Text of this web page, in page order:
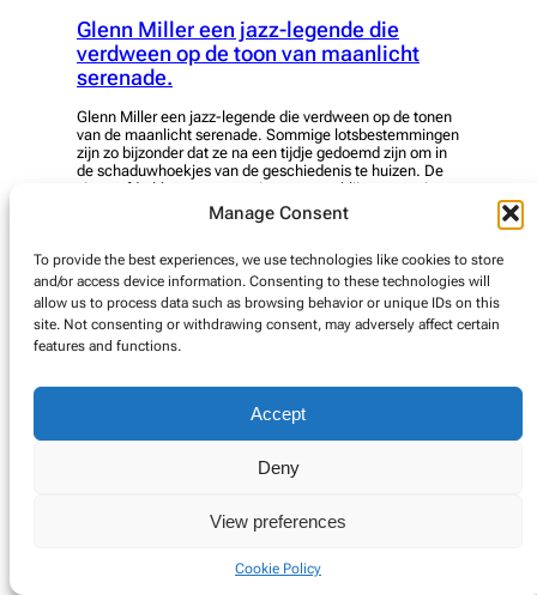
Manage Consent
To provide the best experiences, we use technologies like cookies to store
and/or access device information. Consenting to these technologies will
allow us to process data such as browsing behavior or unique IDs on this
site. Not consenting or withdrawing consent, may adversely affect certain
features and functions.
Accept
Deny
View preferences
Cookie Policy
Glenn Miller een jazz-legende die
verdween op de toon van maanlicht
serenade.
Glenn Miller een jazz-legende die verdween op de tonen
van de maanlicht serenade. Sommige lotsbestemmingen
zijn zo bijzonder dat ze na een tijdje gedoemd zijn om in
de schaduwhoekjes van de geschiedenis te huizen. De
vingerafdrukken van sommige mensen blijven eeuwig
kleven in de collectieve geschiedenis doch de namen
vervagen, met wat geluk is er…
read more